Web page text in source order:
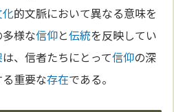
的文脈において異なる意味を
多様な信仰と伝統を反映してい
は、信者たちにとって信仰の深
る重要な存在である。